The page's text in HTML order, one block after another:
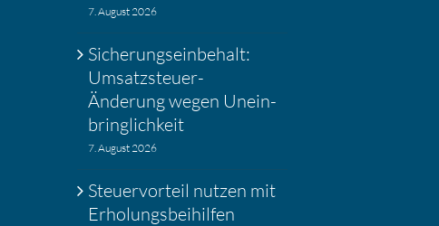
7. August 2026
Siche­rungs­ein­be­halt:
Umsatz­steuer-
Änderung wegen Unein­
bring­lich­keit
7. August 2026
Steuer­vor­teil nutzen mit
Erholungs­bei­hilfen